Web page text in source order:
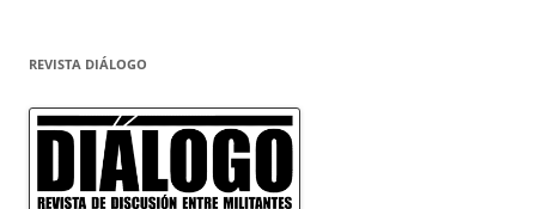
REVISTA DIÁLOGO